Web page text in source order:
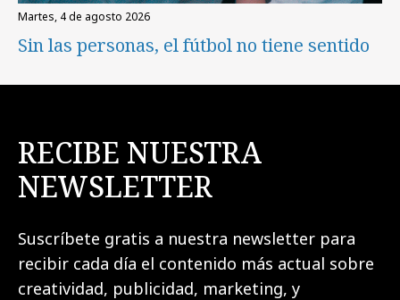
martes, 4 de agosto 2026
Sin las personas, el fútbol no tiene sentido
RECIBE NUESTRA
NEWSLETTER
Suscríbete gratis a nuestra newsletter para
recibir cada día el contenido más actual sobre
creatividad, publicidad, marketing, y